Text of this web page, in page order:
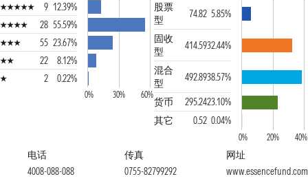
9 12.39%
28 55.59%
55 23.67%
22
8.12%
2
0.22%
0% 30% 60%
股票
型
74.82 5.85%
固收
型
414.5932.44%
混合
型
492.8938.57%
货币
295.2423.10%
其它
0.52 0.04%
0% 20% 40%
电话
4008-088-088
传真
0755-82799292
网址
www.essencefund.com